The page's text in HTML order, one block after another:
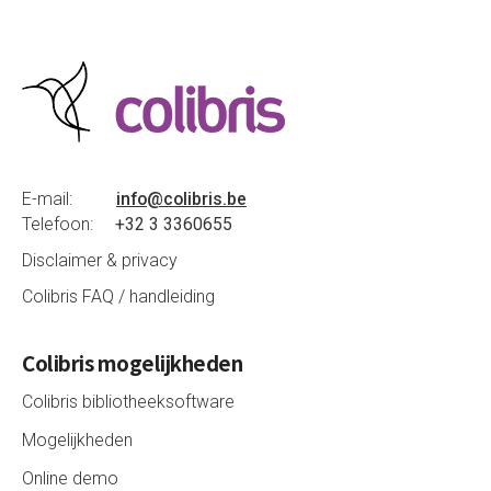
E-mail: info@colibris.be
Telefoon: +32 3 3360655
Disclaimer & privacy
Colibris FAQ / handleiding
Colibris mogelijkheden
Colibris bibliotheeksoftware
Mogelijkheden
Online demo